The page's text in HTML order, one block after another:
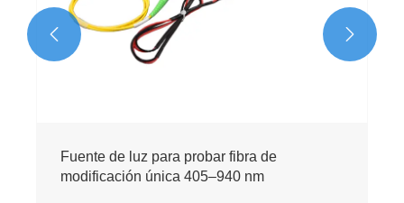
Fuente de luz para probar fibra de
modificación única 405–940 nm
 